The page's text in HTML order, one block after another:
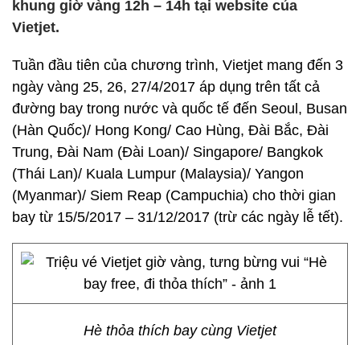
khung giờ vàng 12h – 14h tại website của
Vietjet.
Tuần đầu tiên của chương trình, Vietjet mang đến 3
ngày vàng 25, 26, 27/4/2017 áp dụng trên tất cả
đường bay trong nước và quốc tế đến Seoul, Busan
(Hàn Quốc)/ Hong Kong/ Cao Hùng, Đài Bắc, Đài
Trung, Đài Nam (Đài Loan)/ Singapore/ Bangkok
(Thái Lan)/ Kuala Lumpur (Malaysia)/ Yangon
(Myanmar)/ Siem Reap (Campuchia) cho thời gian
bay từ 15/5/2017 – 31/12/2017 (trừ các ngày lễ tết).
Hè thỏa thích bay cùng Vietjet